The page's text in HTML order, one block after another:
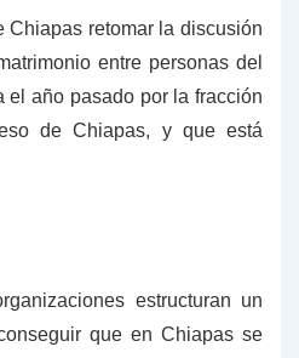
Chiapas retomar la discusión
entre personas del
el año pasado por la fracción
de Chiapas, y que está
estructuran un
que en Chiapas se